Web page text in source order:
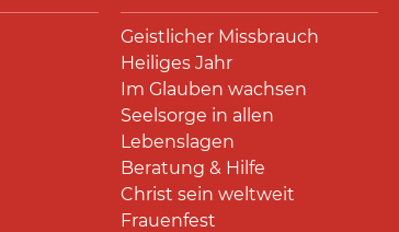
Geistlicher Missbrauch
Heiliges Jahr
Im Glauben wachsen
Seelsorge in allen
Lebenslagen
Beratung & Hilfe
Christ sein weltweit
Frauenfest